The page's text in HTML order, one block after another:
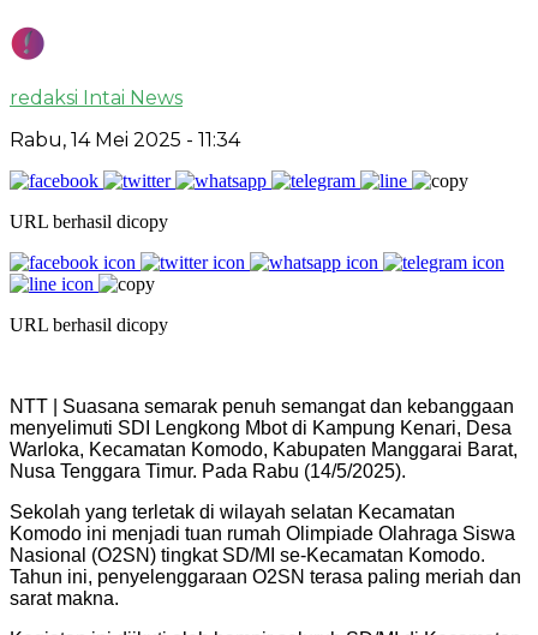
redaksi Intai News
Rabu, 14 Mei 2025 - 11:34
URL berhasil dicopy
URL berhasil dicopy
NTT | Suasana semarak penuh semangat dan kebanggaan
menyelimuti SDI Lengkong Mbot di Kampung Kenari, Desa
Warloka, Kecamatan Komodo, Kabupaten Manggarai Barat,
Nusa Tenggara Timur. Pada Rabu (14/5/2025).
Sekolah yang terletak di wilayah selatan Kecamatan
Komodo ini menjadi tuan rumah Olimpiade Olahraga Siswa
Nasional (O2SN) tingkat SD/MI se-Kecamatan Komodo.
Tahun ini, penyelenggaraan O2SN terasa paling meriah dan
sarat makna.